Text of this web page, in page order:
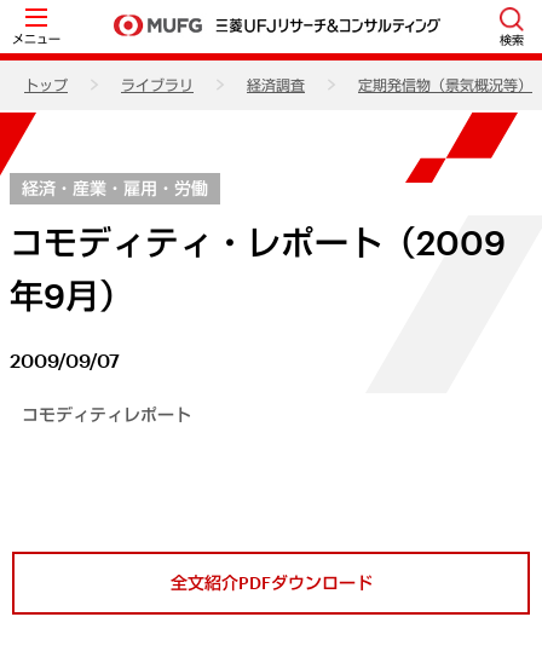
メニュー 検索
トップ ライブラリ 経済調査 定期発信物（景気概況等）
経済・産業・雇用・労働
コモディティ・レポート（2009
年9月）
2009/09/07
コモディティレポート
全文紹介PDFダウンロード